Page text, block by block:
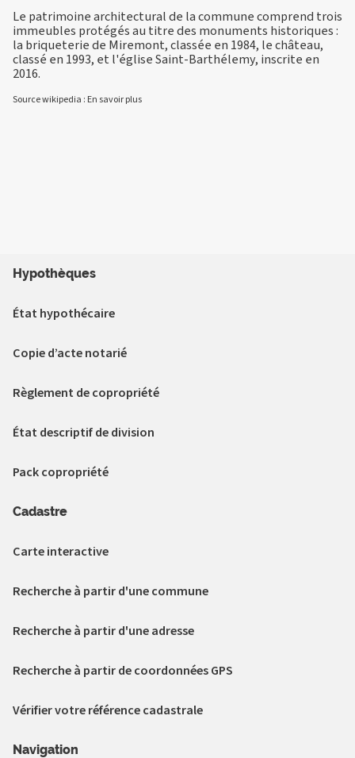
Le patrimoine architectural de la commune comprend trois
immeubles protégés au titre des monuments historiques :
la briqueterie de Miremont, classée en 1984, le château,
classé en 1993, et l'église Saint-Barthélemy, inscrite en
2016.
Source wikipedia : En savoir plus
Hypothèques
État hypothécaire
Copie d’acte notarié
Règlement de copropriété
État descriptif de division
Pack copropriété
Cadastre
Carte interactive
Recherche à partir d'une commune
Recherche à partir d'une adresse
Recherche à partir de coordonnées GPS
Vérifier votre référence cadastrale
Navigation